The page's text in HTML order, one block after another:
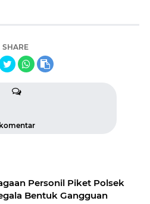
SHARE
komentar
Personil Piket Polsek
Bentuk Gangguan